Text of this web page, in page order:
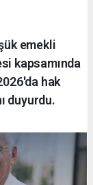
emekli
kapsamında
hak
duyurdu.